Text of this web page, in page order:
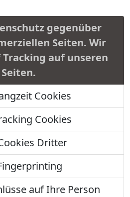
gegenüber
Seiten. Wir
auf unseren
Seiten.
Cookies
Cookies
Dritter
auf Ihre Person